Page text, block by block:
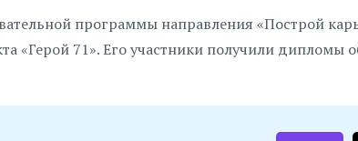
программы направления «Построй
«Герой 71». Его участники получили дипломы